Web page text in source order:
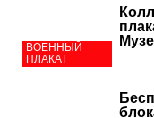
ВОЕННЫЙ
ПЛАКАТ